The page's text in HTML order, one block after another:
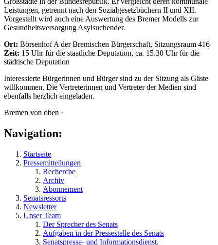
Leistungen, getrennt nach den Sozialgesetzbüchern II und XII.
Vorgestellt wird auch eine Auswertung des Bremer Modells zur
Gesundheitsversorgung Asylsuchender.
Ort: Börsenhof A der Bremischen Bürgerschaft, Sitzungsraum 416
Zeit: 15 Uhr für die staatliche Deputation, ca. 15.30 Uhr für die
städtische Deputation
Interessierte Bürgerinnen und Bürger sind zu der Sitzung als Gäste
willkommen. Die Vertreterinnen und Vertreter der Medien sind
ebenfalls herzlich eingeladen.
Bremen von oben ·
Navigation:
Startseite
Pressemitteilungen
Recherche
Archiv
Abonnement
Senatsressorts
Newsletter
Unser Team
Der Sprecher des Senats
Aufgaben in der Pressestelle des Senats
Senatspresse- und Informationsdienst,